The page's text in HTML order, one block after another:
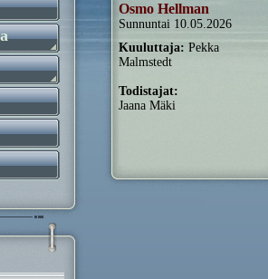
Osmo Hellman
Sunnuntai 10.05.2026
Kuuluttaja: Pekka
Malmstedt
Todistajat:
Jaana Mäki